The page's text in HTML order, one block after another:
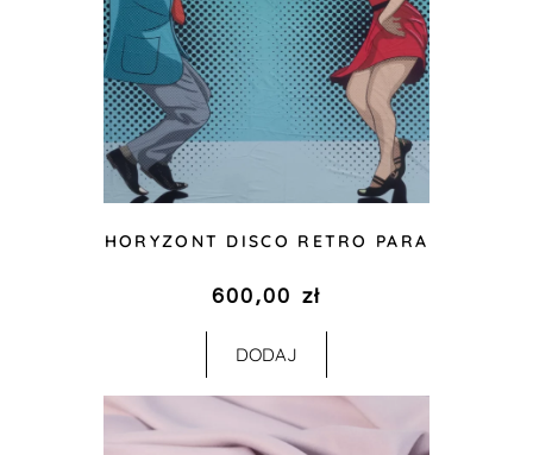
HORYZONT DISCO RETRO PARA
600,00 zł
DODAJ